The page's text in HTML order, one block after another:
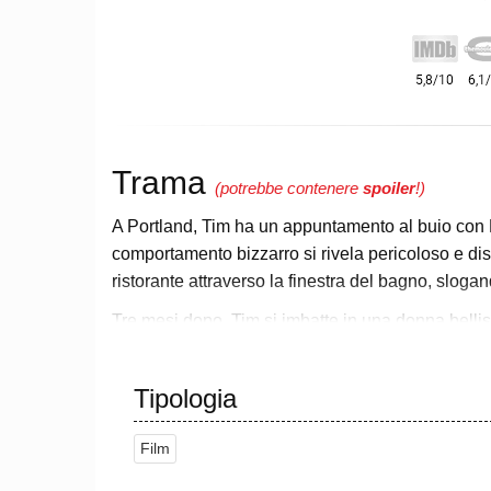
Trama (potrebbe contenere spoiler!)
A Portland, Tim ha un appuntamento al buio
comportamento bizzarro si rivela pericoloso e
ristorante attraverso la finestra del bagno,
Tre mesi dopo, Tim si imbatte in una donna
alle Hawaii. Tuttavia, Missy si presenta
per tutto il tempo. Le buffonate ricominciano:
risveglia, gli sta facendo una sega.
Tipologia
Film